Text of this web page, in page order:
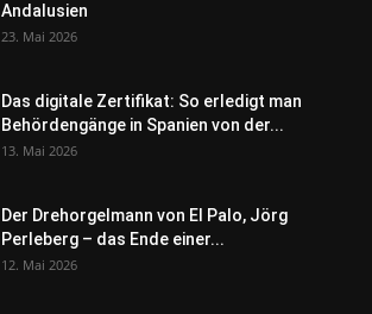
Andalusien
23. Mai 2026
Das digitale Zertifikat: So erledigt man
Behördengänge in Spanien von der...
13. Mai 2026
Der Drehorgelmann von El Palo, Jörg
Perleberg – das Ende einer...
12. Mai 2026